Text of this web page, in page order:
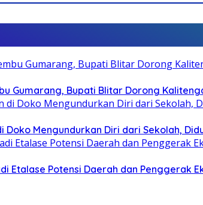
Gumarang, Bupati Blitar Dorong
Doko Mengundurkan Diri dari Sekolah,
Etalase Potensi Daerah dan Penggerak